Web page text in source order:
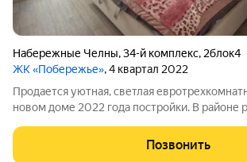
Набережные Челны,34-й комплекс, 2блок4
ЖК «Побережье», 4 квартал 2022
Продается уютная, светлая
новом доме 2022 года постройки. В районе
магазины, маркетплейсы, аптека, пекарни
доме). Рядом есть большая
Позвонить